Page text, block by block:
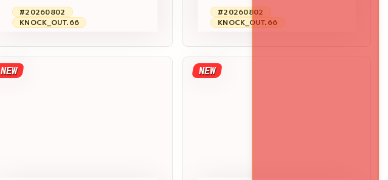
#20260802
KNOCK_OUT.66
#20260802
KNOCK_OUT.66
NEW NEW